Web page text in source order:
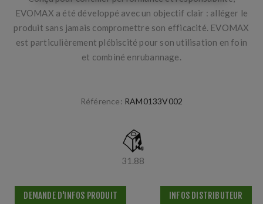
EVOMAX a été développé avec un objectif clair : alléger le
produit sans jamais compromettre son efficacité. EVOMAX
est particulièrement plébiscité pour son utilisation en foin
et combiné enrubannage.
Référence: RAM0133V002
31.88
DEMANDE D'INFOS PRODUIT INFOS DISTRIBUTEUR